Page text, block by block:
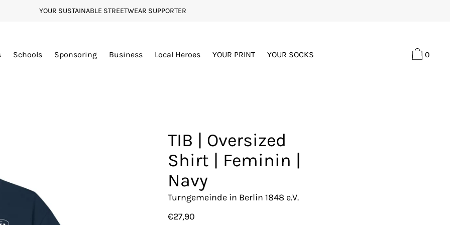
YOUR SUSTAINABLE STREETWEAR SUPPORTER
Schools Sponsoring Business Local Heroes YOUR PRINT YOUR SOCKS 0
TIB | Oversized
Shirt | Feminin |
Navy
Turngemeinde in Berlin 1848 e.V.
€27,90